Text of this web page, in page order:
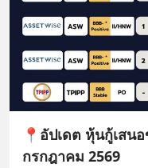
📍อัปเดต หุ้นกู้เสน
กรกฎาคม 2569